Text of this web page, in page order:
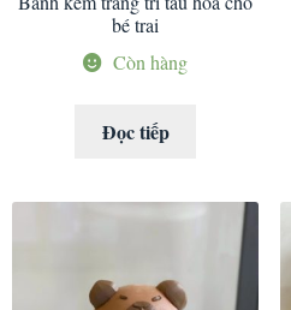
bé trai
Còn hàng
Đọc tiếp